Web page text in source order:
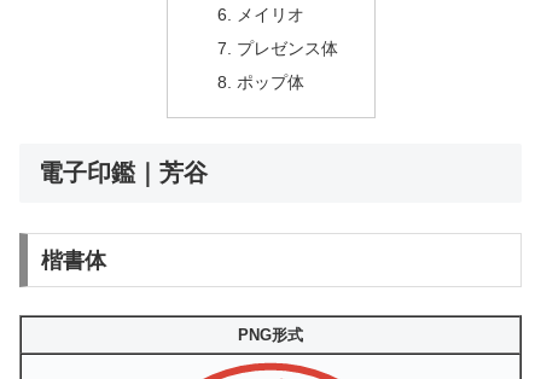
メイリオ
プレゼンス体
ポップ体
電子印鑑｜芳谷
楷書体
PNG形式